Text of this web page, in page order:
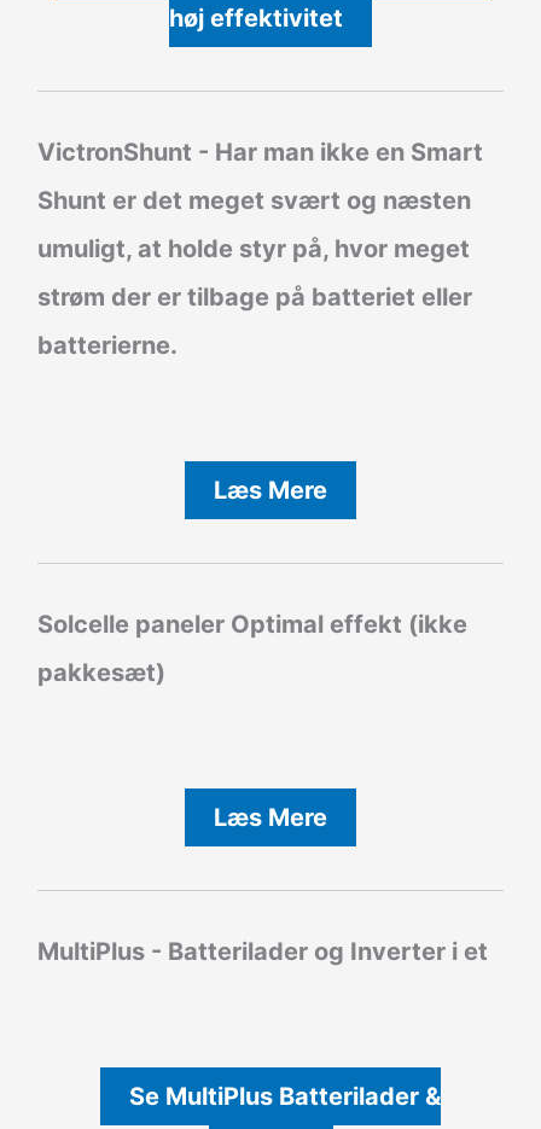
høj effektivitet
VictronShunt - Har man ikke en Smart
Shunt er det meget svært og næsten
umuligt, at holde styr på, hvor meget
strøm der er tilbage på batteriet eller
batterierne.
Læs Mere
Solcelle paneler Optimal effekt (ikke
pakkesæt)
Læs Mere
MultiPlus - Batterilader og Inverter i et
Se MultiPlus Batterilader &